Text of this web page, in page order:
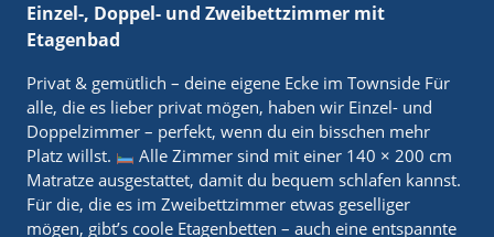
Einzel-, Doppel- und Zweibettzimmer mit
Etagenbad
Privat & gemütlich – deine eigene Ecke im Townside Für
alle, die es lieber privat mögen, haben wir Einzel- und
Doppelzimmer – perfekt, wenn du ein bisschen mehr
Platz willst.
Alle Zimmer sind mit einer 140 × 200 cm
Matratze ausgestattet, damit du bequem schlafen kannst.
Für die, die es im Zweibettzimmer etwas geselliger
mögen, gibt’s coole Etagenbetten – auch eine entspannte